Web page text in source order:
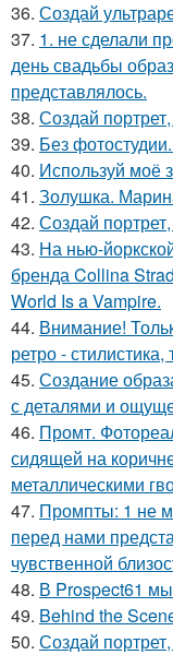
36. Создай
37. 1. не сделали
день свадьбы
представлялось.
38. Создай
39. Без
40. Используй моё
41. Золушка.
42. Создай
43. На нью-
бренда Collina
World Is a Vampire.
44. Внимание!
ретро -
45. Создание
с деталями и
46. Промт.
сидящей на
металлическими
47. Промпты: 1 не
перед нами
чувственной
48. В Prospect61
49. Behind the
50. Создай